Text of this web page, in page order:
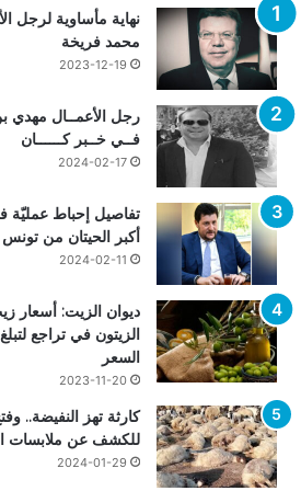
نهاية مأساوية لرجل
محمد فريخة
2023-12-19
رجل الأعمــال مهدي
فــي خــبر كــــــان
2024-02-17
تفاصيل إحباط عمليّة
أكبر الحيتان من تونس
2024-02-11
ديوان الزيت: أسعار
الزيتون في تراجع
السعر
2023-11-20
كارثة تهز النفيضة..
للكشف عن ملابسات
2024-01-29